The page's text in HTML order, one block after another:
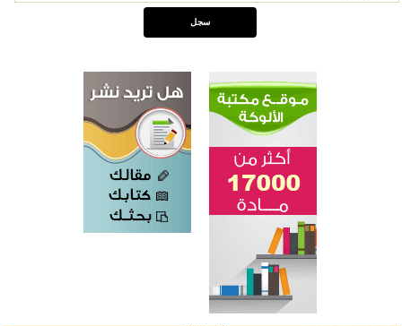
اختتام الدورة التاسعة لمسابقة حفظ وتلاوة القرآن الكريم في أزناكاييف
تيسليتش تختتم برنامجا تعليميا لتعزيز القيم وبناء الشخصية للشباب المسلمين